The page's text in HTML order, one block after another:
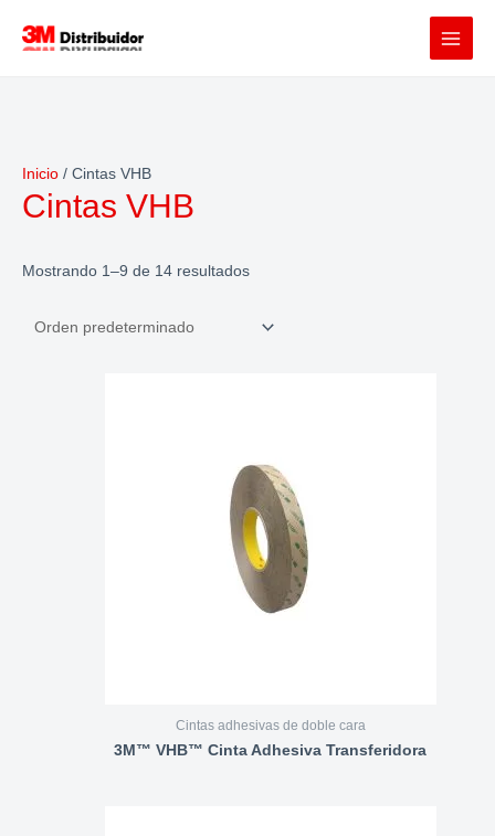
Inicio / Cintas VHB
Cintas VHB
Mostrando 1–9 de 14 resultados
Cintas adhesivas de doble cara
3M™ VHB™ Cinta Adhesiva Transferidora